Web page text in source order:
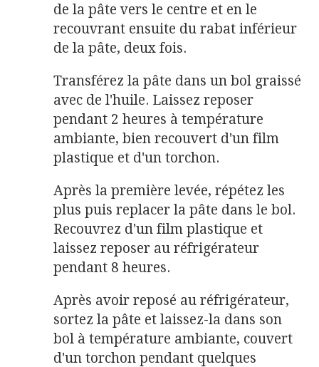
de la pâte vers le centre et en le
recouvrant ensuite du rabat inférieur
de la pâte, deux fois.
Transférez la pâte dans un bol graissé
avec de l'huile. Laissez reposer
pendant 2 heures à température
ambiante, bien recouvert d'un film
plastique et d'un torchon.
Après la première levée, répétez les
plus puis replacer la pâte dans le bol.
Recouvrez d'un film plastique et
laissez reposer au réfrigérateur
pendant 8 heures.
Après avoir reposé au réfrigérateur,
sortez la pâte et laissez-la dans son
bol à température ambiante, couvert
d'un torchon pendant quelques